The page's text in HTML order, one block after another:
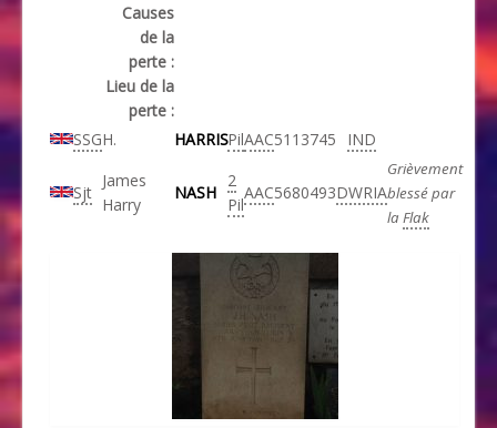
Causes
de la
perte :
Lieu de la
perte :
SSGH. HARRISPilAAC5113745 IND
Sjt
James
Harry
NASH
2
Pil
AAC5680493DWRIA
Grièvement
blessé par
laFlak